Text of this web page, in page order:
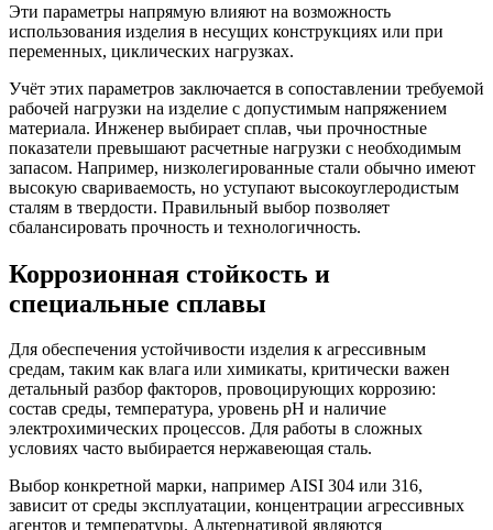
Эти параметры напрямую влияют на возможность
использования изделия в несущих конструкциях или при
переменных, циклических нагрузках.
Учёт этих параметров заключается в сопоставлении требуемой
рабочей нагрузки на изделие с допустимым напряжением
материала. Инженер выбирает сплав, чьи прочностные
показатели превышают расчетные нагрузки с необходимым
запасом. Например, низколегированные стали обычно имеют
высокую свариваемость, но уступают высокоуглеродистым
сталям в твердости. Правильный выбор позволяет
сбалансировать прочность и технологичность.
Коррозионная стойкость и
специальные сплавы
Для обеспечения устойчивости изделия к агрессивным
средам, таким как влага или химикаты, критически важен
детальный разбор факторов, провоцирующих коррозию:
состав среды, температура, уровень pH и наличие
электрохимических процессов. Для работы в сложных
условиях часто выбирается нержавеющая сталь.
Выбор конкретной марки, например AISI 304 или 316,
зависит от среды эксплуатации, концентрации агрессивных
агентов и температуры. Альтернативой являются